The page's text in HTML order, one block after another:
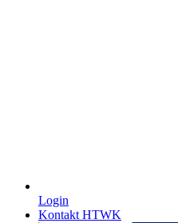
Login
Kontakt HTWK